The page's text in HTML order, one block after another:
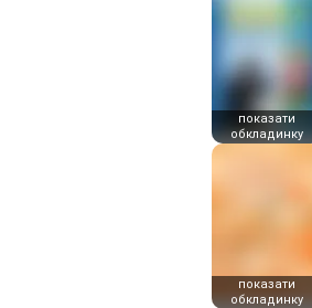
показати
обкладинку
показати
обкладинку